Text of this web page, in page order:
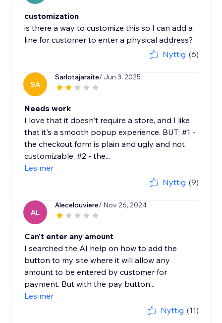
customization
is there a way to customize this so I can add a
line for customer to enter a physical address?
Nyttig (6)
SA
Sarlotajaraite/ Jun 3, 2025
Needs work
I love that it doesn't require a store, and I like
that it's a smooth popup experience. BUT: #1 -
the checkout form is plain and ugly and not
customizable; #2 - the...
Les mer
Nyttig (9)
AL
Alecelouviere/ Nov 26, 2024
Can't enter any amount
I searched the AI help on how to add the
button to my site where it will allow any
amount to be entered by customer for
payment. But with the pay button...
Les mer
Nyttig (11)